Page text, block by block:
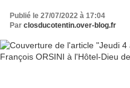
Publié le 27/07/2022 à 17:04
Par closducotentin.over-blog.fr